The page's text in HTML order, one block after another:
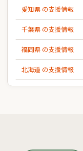
愛知県 の支援情報
千葉県 の支援情報
福岡県 の支援情報
北海道 の支援情報